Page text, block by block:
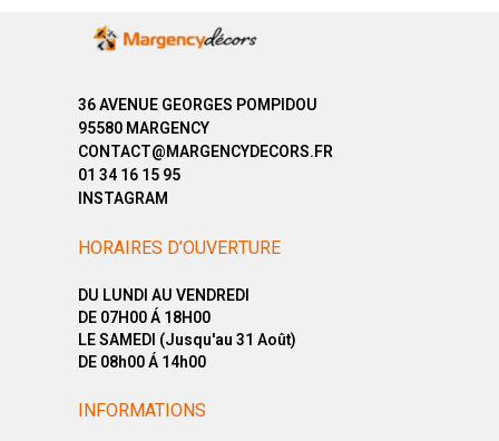
36 AVENUE GEORGES POMPIDOU
95580 MARGENCY
CONTACT@MARGENCYDECORS.FR
01 34 16 15 95
INSTAGRAM
HORAIRES D’OUVERTURE
DU LUNDI AU VENDREDI
DE 07H00 Á 18H00
LE SAMEDI (Jusqu'au 31 Août)
DE 08h00 Á 14h00
INFORMATIONS